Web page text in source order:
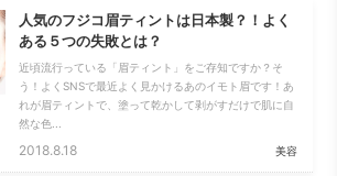
人気のフジコ眉ティントは日本製？！よく
ある５つの失敗とは？
近頃流行っている「眉ティント」をご存知ですか？そ
う！よくSNSで最近よく見かけるあのイモト眉です！あ
れが眉ティントで、塗って乾かして剥がすだけで肌に自
然な色...
2018.8.18 美容